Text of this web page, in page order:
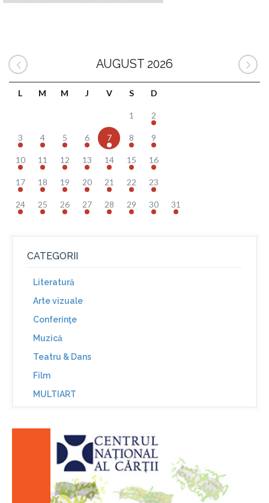
AUGUST 2026
L M M J V S D
1 2
3 4 5 6 7 8 9
10 11 12 13 14 15 16
17 18 19 20 21 22 23
24 25 26 27 28 29 30 31
CATEGORII
Literatură
Arte vizuale
Conferinţe
Muzică
Teatru & Dans
Film
MULTIART